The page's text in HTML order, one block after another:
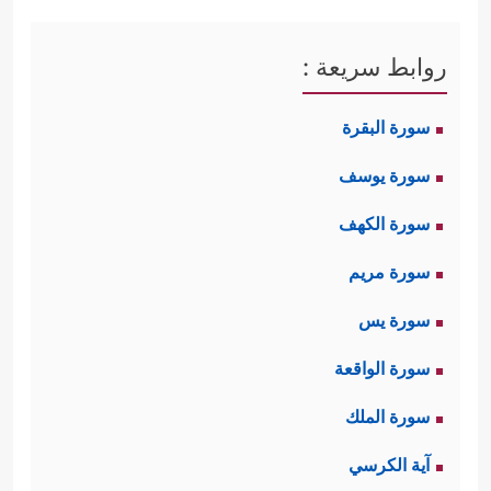
فعلٍ طائشة، لا، بل هي العلم الأكيد،
العلم الموصِل إلى الحقِّ والحقيقة
﴿یَـٰۤأَبَتِ إِنِّی قَدۡ جَاۤءَنِی مِنَ ٱلۡعِلۡمِ مَا لَمۡ یَأۡتِكَ فَٱتَّبِعۡنِیۤ
أَهۡدِكَ صِرَ ٰ⁠طࣰا سَوِیࣰّا﴾
ومرَّات، والله وحده يعلم كم كان بين
المرة والأخرى.
فما كان مِن أبيه إلا أن يتوعَّده ويُهدِّده
روابط سريعة :
سورة البقرة
سورة يوسف
سورة الكهف
سورة مريم
سورة يس
سورة الواقعة
سورة الملك
آية الكرسي